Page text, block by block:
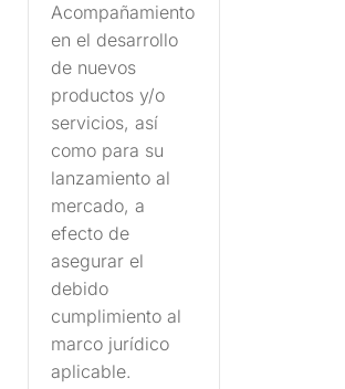
Acompañamiento
en el desarrollo
de nuevos
productos y/o
servicios, así
como para su
lanzamiento al
mercado, a
efecto de
asegurar el
debido
cumplimiento al
marco jurídico
aplicable.